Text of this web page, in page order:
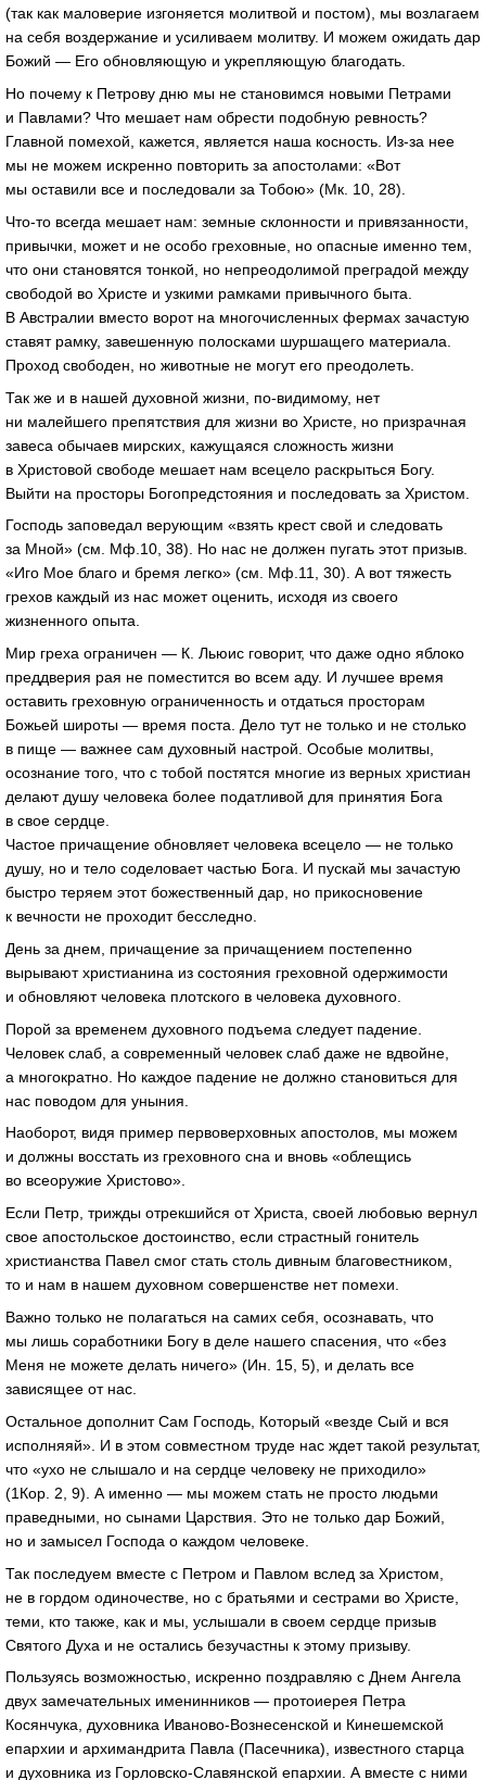
(так как маловерие изгоняется молитвой и постом), мы возлагаем
на себя воздержание и усиливаем молитву. И можем ожидать дар
Божий — Его обновляющую и укрепляющую благодать.
Но почему к Петрову дню мы не становимся новыми Петрами
и Павлами? Что мешает нам обрести подобную ревность?
Главной помехой, кажется, является наша косность. Из-за нее
мы не можем искренно повторить за апостолами: «Вот
мы оставили все и последовали за Тобою» (Мк. 10, 28).
Что-то всегда мешает нам: земные склонности и привязанности,
привычки, может и не особо греховные, но опасные именно тем,
что они становятся тонкой, но непреодолимой преградой между
свободой во Христе и узкими рамками привычного быта.
В Австралии вместо ворот на многочисленных фермах зачастую
ставят рамку, завешенную полосками шуршащего материала.
Проход свободен, но животные не могут его преодолеть.
Так же и в нашей духовной жизни, по-видимому, нет
ни малейшего препятствия для жизни во Христе, но призрачная
завеса обычаев мирских, кажущаяся сложность жизни
в Христовой свободе мешает нам всецело раскрыться Богу.
Выйти на просторы Богопредстояния и последовать за Христом.
Господь заповедал верующим «взять крест свой и следовать
за Мной» (см. Мф.10, 38). Но нас не должен пугать этот призыв.
«Иго Мое благо и бремя легко» (см. Мф.11, 30). А вот тяжесть
грехов каждый из нас может оценить, исходя из своего
жизненного опыта.
Мир греха ограничен — К. Льюис говорит, что даже одно яблоко
преддверия рая не поместится во всем аду. И лучшее время
оставить греховную ограниченность и отдаться просторам
Божьей широты — время поста. Дело тут не только и не столько
в пище — важнее сам духовный настрой. Особые молитвы,
осознание того, что с тобой постятся многие из верных христиан
делают душу человека более податливой для принятия Бога
в свое сердце.
Частое причащение обновляет человека всецело — не только
душу, но и тело соделовает частью Бога. И пускай мы зачастую
быстро теряем этот божественный дар, но прикосновение
к вечности не проходит бесследно.
День за днем, причащение за причащением постепенно
вырывают христианина из состояния греховной одержимости
и обновляют человека плотского в человека духовного.
Порой за временем духовного подъема следует падение.
Человек слаб, а современный человек слаб даже не вдвойне,
а многократно. Но каждое падение не должно становиться для
нас поводом для уныния.
Наоборот, видя пример первоверховных апостолов, мы можем
и должны восстать из греховного сна и вновь «облещись
во всеоружие Христово».
Если Петр, трижды отрекшийся от Христа, своей любовью вернул
свое апостольское достоинство, если страстный гонитель
христианства Павел смог стать столь дивным благовестником,
то и нам в нашем духовном совершенстве нет помехи.
Важно только не полагаться на самих себя, осознавать, что
мы лишь соработники Богу в деле нашего спасения, что «без
Меня не можете делать ничего» (Ин. 15, 5), и делать все
зависящее от нас.
Остальное дополнит Сам Господь, Который «везде Сый и вся
исполняяй». И в этом совместном труде нас ждет такой результат,
что «ухо не слышало и на сердце человеку не приходило»
(1Кор. 2, 9). А именно — мы можем стать не просто людьми
праведными, но сынами Царствия. Это не только дар Божий,
но и замысел Господа о каждом человеке.
Так последуем вместе с Петром и Павлом вслед за Христом,
не в гордом одиночестве, но с братьями и сестрами во Христе,
теми, кто также, как и мы, услышали в своем сердце призыв
Святого Духа и не остались безучастны к этому призыву.
Пользуясь возможностью, искренно поздравляю с Днем Ангела
двух замечательных именинников — протоиерея Петра
Косянчука, духовника Иваново-Вознесенской и Кинешемской
епархии и архимандрита Павла (Пасечника), известного старца
и духовника из Горловско-Славянской епархии. А вместе с ними